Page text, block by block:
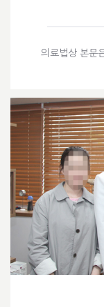
의료법상 본문